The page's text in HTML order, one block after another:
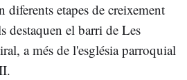
diferents etapes de creixement
destaquen el barri de Les
a més de l'església parroquial